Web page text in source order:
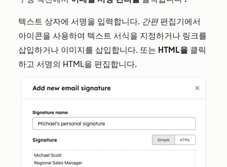
텍스트 상자에 서명을 입력합니다. 간편 편집기에서
아이콘을 사용하여 텍스트 서식을 지정하거나 링크를
삽입하거나 이미지를 삽입합니다. 또는 HTML을 클릭
하고 서명의 HTML을 편집합니다.